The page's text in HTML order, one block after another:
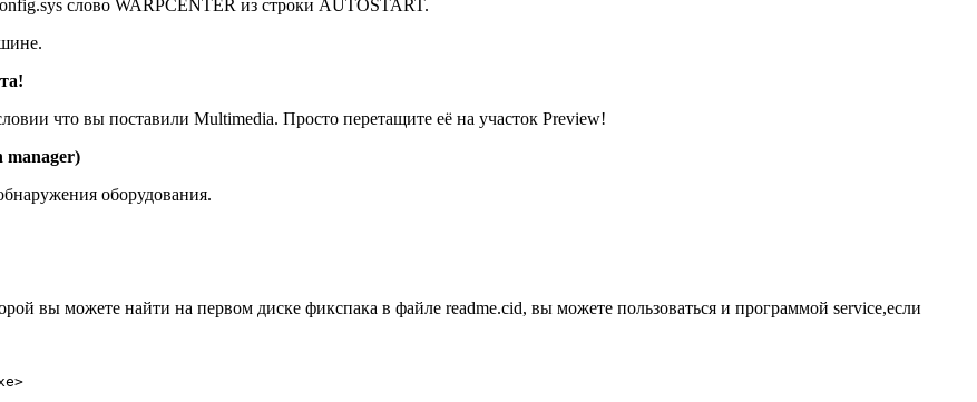
слово WARPCENTER из строки AUTOSTART.
что вы поставили Multimedia. Просто перетащите её на участок Preview!
manager)
оборудования.
вы можете найти на первом диске фикспака в файле readme.cid, вы можете пользоваться и программой service,если